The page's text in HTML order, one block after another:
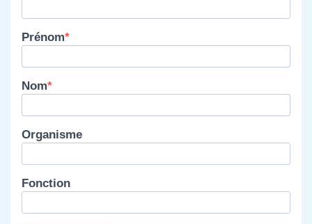
Prénom
Nom
Organisme
Fonction